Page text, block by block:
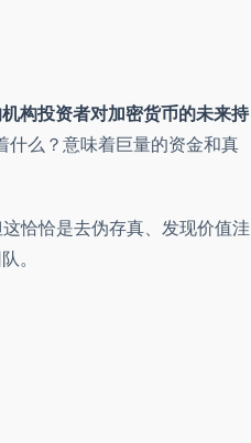
构投资者对加密货币的未来持
什么？意味着巨量的资金和真
恰恰是去伪存真、发现价值洼
。